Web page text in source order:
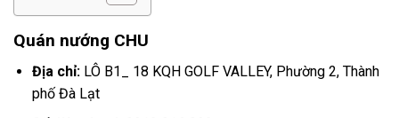
Quán nướng CHU
Địa chỉ:LÔ B1_ 18 KQH GOLF VALLEY, Phường 2, Thành
phố Đà Lạt